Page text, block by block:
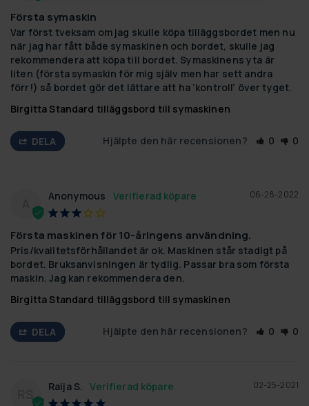
Första symaskin
Var först tveksam om jag skulle köpa tilläggsbordet men nu
när jag har fått både symaskinen och bordet, skulle jag
rekommendera att köpa till bordet. Symaskinens yta är
liten (första symaskin för mig själv men har sett andra
förr!) så bordet gör det lättare att ha ’kontroll’ över tyget.
Birgitta Standard tilläggsbord till symaskinen
DELA Hjälpte den här recensionen? 0 0
06-28-2022
Anonymous
Första maskinen för 10-åringens användning.
Pris/kvalitetsförhållandet är ok. Maskinen står stadigt på
bordet. Bruksanvisningen är tydlig. Passar bra som första
maskin. Jag kan rekommendera den.
Birgitta Standard tilläggsbord till symaskinen
DELA Hjälpte den här recensionen? 0 0
RS
02-25-2021
Raija S.